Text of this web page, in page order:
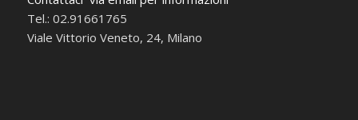
Tel.: 02.91661765
Viale Vittorio Veneto, 24, Milano